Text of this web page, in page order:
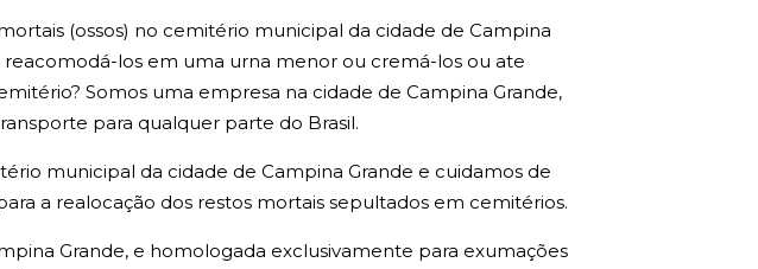
(ossos) no cemitério municipal da cidade de Campina
reacomodá-los em uma urna menor ou cremá-los ou ate
Somos uma empresa na cidade de Campina Grande,
para qualquer parte do Brasil.
municipal da cidade de Campina Grande e cuidamos de
a realocação dos restos mortais sepultados em cemitérios.
Grande, e homologada exclusivamente para exumações